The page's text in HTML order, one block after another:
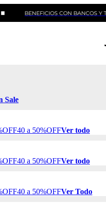
BENEFICIOS CON BANCOS Y TARJETAS
Sale
40 a 50%OFFVer todo
40 a 50%OFFVer todo
40 a 50%OFFVer Todo